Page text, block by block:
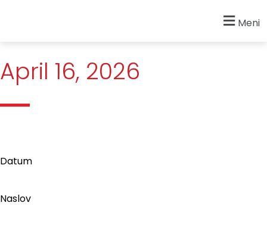
Meni
April 16, 2026
Datum
Naslov